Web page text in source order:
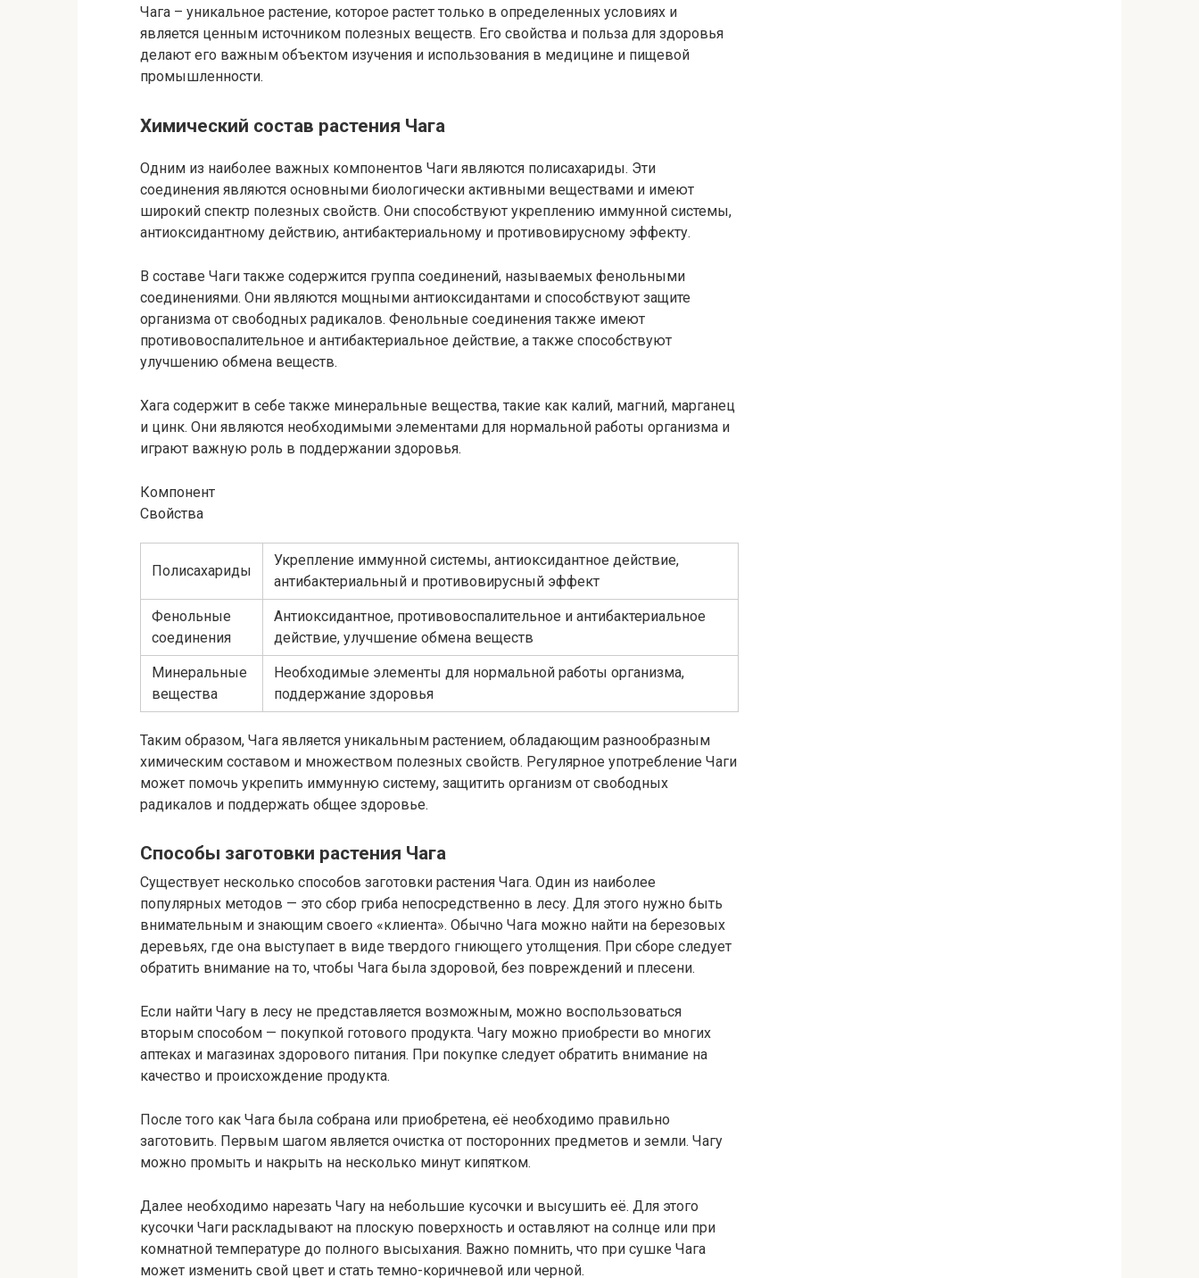
Чага – уникальное растение, которое растет только в определенных условиях и
является ценным источником полезных веществ. Его свойства и польза для здоровья
делают его важным объектом изучения и использования в медицине и пищевой
промышленности.
Химический состав растения Чага
Одним из наиболее важных компонентов Чаги являются полисахариды. Эти
соединения являются основными биологически активными веществами и имеют
широкий спектр полезных свойств. Они способствуют укреплению иммунной системы,
антиоксидантному действию, антибактериальному и противовирусному эффекту.
В составе Чаги также содержится группа соединений, называемых фенольными
соединениями. Они являются мощными антиоксидантами и способствуют защите
организма от свободных радикалов. Фенольные соединения также имеют
противовоспалительное и антибактериальное действие, а также способствуют
улучшению обмена веществ.
Хага содержит в себе также минеральные вещества, такие как калий, магний, марганец
и цинк. Они являются необходимыми элементами для нормальной работы организма и
играют важную роль в поддержании здоровья.
Компонент
Свойства
Полисахариды
Укрепление иммунной системы, антиоксидантное действие,
антибактериальный и противовирусный эффект
Фенольные
соединения
Антиоксидантное, противовоспалительное и антибактериальное
действие, улучшение обмена веществ
Минеральные
вещества
Необходимые элементы для нормальной работы организма,
поддержание здоровья
Таким образом, Чага является уникальным растением, обладающим разнообразным
химическим составом и множеством полезных свойств. Регулярное употребление Чаги
может помочь укрепить иммунную систему, защитить организм от свободных
радикалов и поддержать общее здоровье.
Способы заготовки растения Чага
Существует несколько способов заготовки растения Чага. Один из наиболее
популярных методов — это сбор гриба непосредственно в лесу. Для этого нужно быть
внимательным и знающим своего «клиента». Обычно Чага можно найти на березовых
деревьях, где она выступает в виде твердого гниющего утолщения. При сборе следует
обратить внимание на то, чтобы Чага была здоровой, без повреждений и плесени.
Если найти Чагу в лесу не представляется возможным, можно воспользоваться
вторым способом — покупкой готового продукта. Чагу можно приобрести во многих
аптеках и магазинах здорового питания. При покупке следует обратить внимание на
качество и происхождение продукта.
После того как Чага была собрана или приобретена, её необходимо правильно
заготовить. Первым шагом является очистка от посторонних предметов и земли. Чагу
можно промыть и накрыть на несколько минут кипятком.
Далее необходимо нарезать Чагу на небольшие кусочки и высушить её. Для этого
кусочки Чаги раскладывают на плоскую поверхность и оставляют на солнце или при
комнатной температуре до полного высыхания. Важно помнить, что при сушке Чага
может изменить свой цвет и стать темно-коричневой или черной.